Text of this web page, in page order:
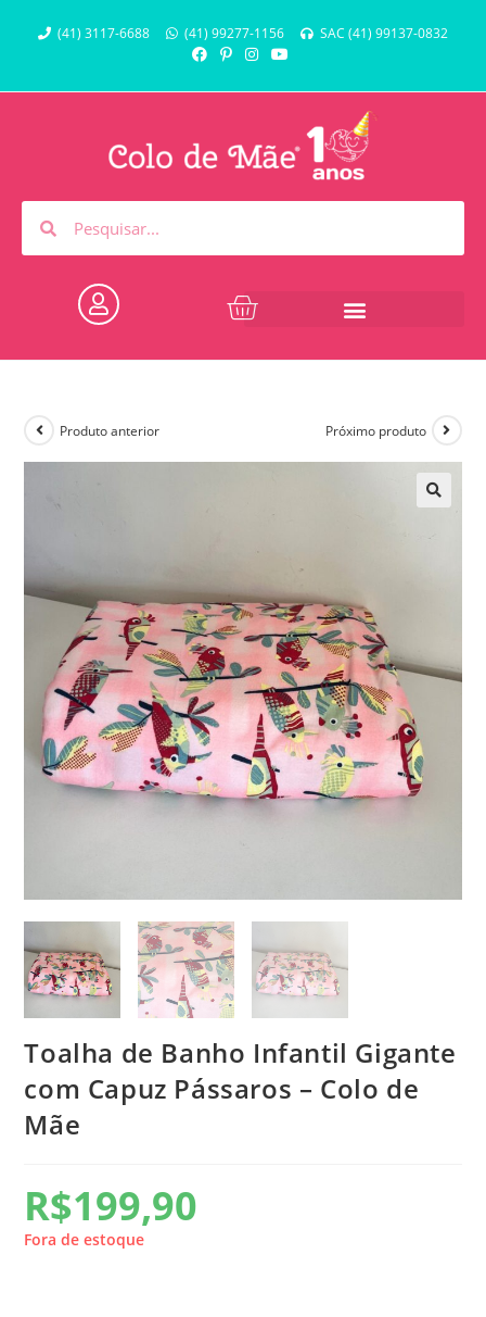
(41) 3117-6688 (41) 99277-1156 SAC (41) 99137-0832
Produto anterior Próximo produto
Toalha de Banho Infantil Gigante
com Capuz Pássaros – Colo de
Mãe
R$199,90
Fora de estoque